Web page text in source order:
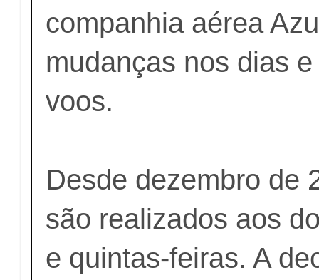
companhia aérea
mudanças nos dias
voos.
Desde dezembro de
são realizados aos
e quintas-feiras. A